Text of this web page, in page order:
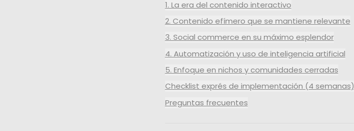
1. La era del contenido interactivo
2. Contenido efímero que se mantiene relevante
3. Social commerce en su máximo esplendor
4. Automatización y uso de inteligencia artificial
5. Enfoque en nichos y comunidades cerradas
Checklist exprés de implementación (4 semanas)
Preguntas frecuentes